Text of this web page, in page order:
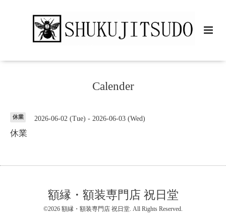
Calender
休業 2026-06-02 (Tue) - 2026-06-03 (Wed)
休業
額縁・額装専門店 祝日堂
©2026 額縁・額装専門店 祝日堂 . All Rights Reserved.